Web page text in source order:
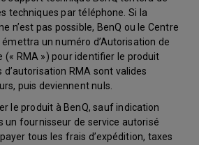
techniques par téléphone. Si la
n’est pas possible, BenQ ou le Centre
un numéro d’Autorisation de
(« RMA ») pour identifier le produit
RMA sont valides
puis deviennent nuls.
le produit à BenQ, sauf indication
un fournisseur de service autorisé
tous les frais d’expédition, taxes